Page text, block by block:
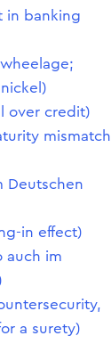
in banking
over credit)
mismatch
Deutschen
in effect)
auch im
a surety)